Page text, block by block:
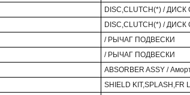
DISC,CLUTCH(*) /
DISC,CLUTCH(*) /
/ РЫЧАГ ПОДВЕСКИ
/ РЫЧАГ ПОДВЕСКИ
ABSORBER ASSY /
SHIELD